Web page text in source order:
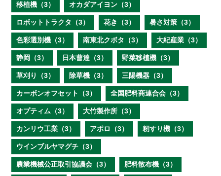
移植機（3） オカダアイヨン（3）
ロボットトラクタ（3） 花き（3） 暑さ対策（3）
色彩選別機（3） 南東北クボタ（3） 大紀産業（3）
静岡（3） 日本曹達（3） 野菜移植機（3）
草刈り（3） 除草機（3） 三陽機器（3）
カーボンオフセット（3） 全国肥料商連合会（3）
オプティム（3） 大竹製作所（3）
カンリウ工業（3） アポロ（3） 籾すり機（3）
ウインブルヤマグチ（3）
農業機械公正取引協議会（3） 肥料散布機（3）